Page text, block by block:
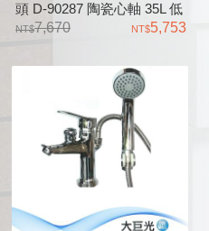
頭 D-90287 陶瓷心軸 35L 低
腳 搭配單段式蓮蓬頭 全套零
7,670 5,753